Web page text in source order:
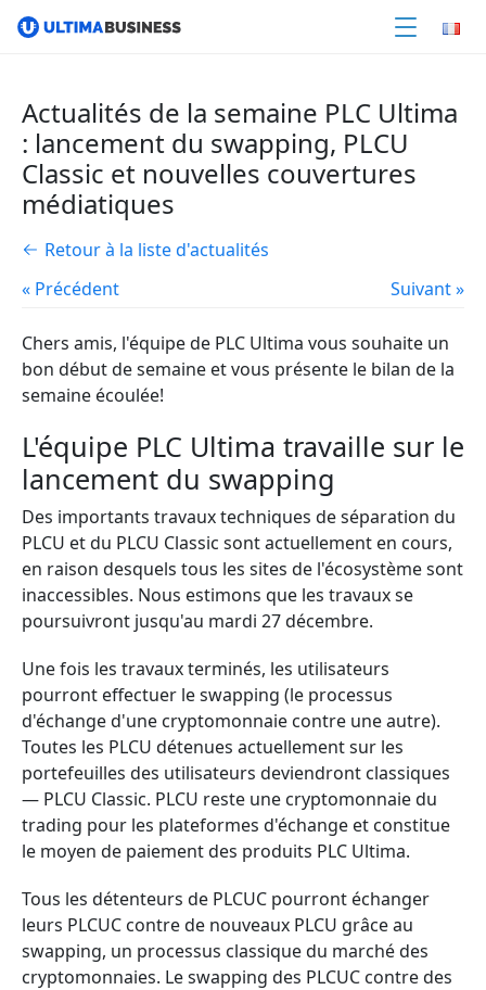
Actualités de la semaine PLC Ultima
: lancement du swapping, PLCU
Classic et nouvelles couvertures
médiatiques
Retour à la liste d'actualités
« Précédent
Suivant »
Chers amis, l'équipe de PLC Ultima vous souhaite un
bon début de semaine et vous présente le bilan de la
semaine écoulée!
L'équipe PLC Ultima travaille sur le
lancement du swapping
Des importants travaux techniques de séparation du
PLCU et du PLCU Classic sont actuellement en cours,
en raison desquels tous les sites de l'écosystème sont
inaccessibles. Nous estimons que les travaux se
poursuivront jusqu'au mardi 27 décembre.
Une fois les travaux terminés, les utilisateurs
pourront effectuer le swapping (le processus
d'échange d'une cryptomonnaie contre une autre).
Toutes les PLCU détenues actuellement sur les
portefeuilles des utilisateurs deviendront classiques
— PLCU Classic. PLCU reste une cryptomonnaie du
trading pour les plateformes d'échange et constitue
le moyen de paiement des produits PLC Ultima.
Tous les détenteurs de PLCUC pourront échanger
leurs PLCUC contre de nouveaux PLCU grâce au
swapping, un processus classique du marché des
cryptomonnaies. Le swapping des PLCUC contre des